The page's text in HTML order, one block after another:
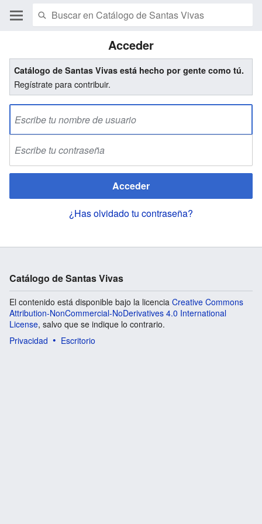
Acceder
Catálogo de Santas Vivas está hecho por gente como tú.
Regístrate para contribuir.
Acceder
¿Has olvidado tu contraseña?
Catálogo de Santas Vivas
El contenido está disponible bajo la licencia Creative Commons
Attribution-NonCommercial-NoDerivatives 4.0 International
License, salvo que se indique lo contrario.
Privacidad
Escritorio